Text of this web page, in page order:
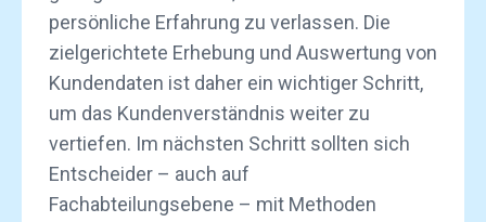
persönliche Erfahrung zu verlassen. Die
zielgerichtete Erhebung und Auswertung von
Kundendaten ist daher ein wichtiger Schritt,
um das Kundenverständnis weiter zu
vertiefen. Im nächsten Schritt sollten sich
Entscheider – auch auf
Fachabteilungsebene – mit Methoden